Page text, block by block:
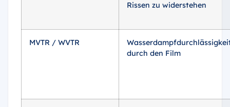
Rissen zu widerstehen
MVTR / WVTR
durch den Film